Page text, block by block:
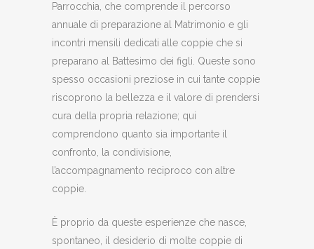
Parrocchia, che comprende il percorso
annuale di preparazione al Matrimonio e gli
incontri mensili dedicati alle coppie che si
preparano al Battesimo dei figli. Queste sono
spesso occasioni preziose in cui tante coppie
riscoprono la bellezza e il valore di prendersi
cura della propria relazione; qui
comprendono quanto sia importante il
confronto, la condivisione,
l’accompagnamento reciproco con altre
coppie.
È proprio da queste esperienze che nasce,
spontaneo, il desiderio di molte coppie di